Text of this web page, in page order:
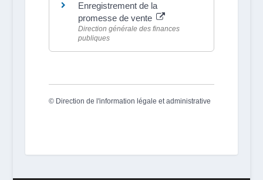
Enregistrement de la
promesse de vente
Direction générale des finances
publiques
© Direction de l'information légale et administrative